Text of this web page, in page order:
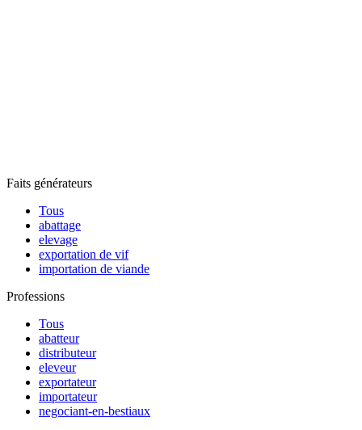
Faits générateurs
Tous
abattage
elevage
exportation de vif
importation de viande
Professions
Tous
abatteur
distributeur
eleveur
exportateur
importateur
negociant-en-bestiaux